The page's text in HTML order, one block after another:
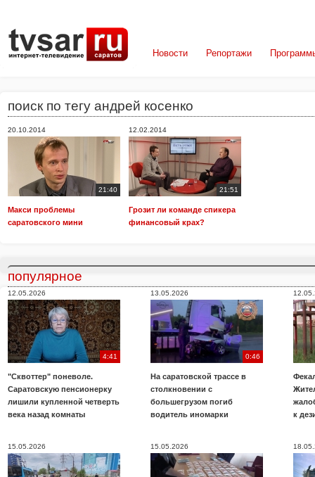
Новости Репортажи
поиск по тегу андрей косенко
20.10.2014
21:40
Макси проблемы
саратовского мини
12.02.2014
21:51
Грозит ли команде спикера
финансовый крах?
популярное
12.05.2026
4:41
"Сквоттер" поневоле.
Саратовскую пенсионерку
лишили купленной четверть
века назад комнаты
13.05.2026
0:46
На саратовской трассе в
столкновении с
большегрузом погиб
водитель иномарки
к
15.05.2026 15.05.2026